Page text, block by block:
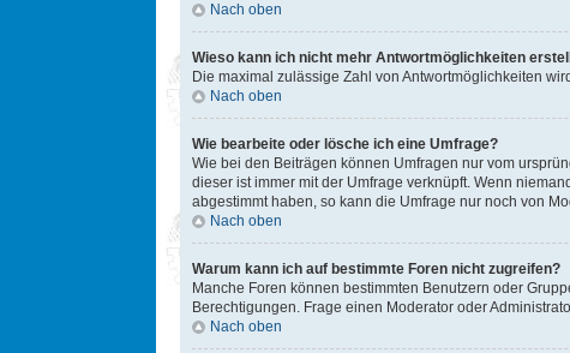
Nach oben
Wieso kann ich nicht mehr Antwortmöglichkeiten
Die maximal zulässige Zahl von Antwortmöglichkeiten
Nach oben
Wie bearbeite oder lösche ich eine Umfrage?
Wie bei den Beiträgen können Umfragen nur vom
dieser ist immer mit der Umfrage verknüpft. Wenn
abgestimmt haben, so kann die Umfrage nur noch von
Nach oben
Warum kann ich auf bestimmte Foren nicht zugreifen?
Manche Foren können bestimmten Benutzern oder
Berechtigungen. Frage einen Moderator oder
Nach oben